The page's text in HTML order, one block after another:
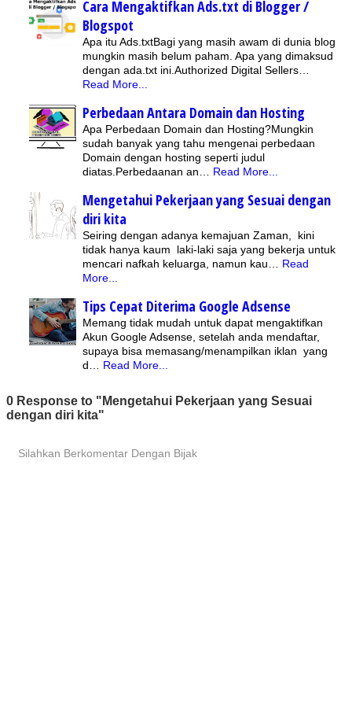
Cara Mengaktifkan Ads.txt di Blogger /
Blogspot
Apa itu Ads.txtBagi yang masih awam di dunia blog
mungkin masih belum paham. Apa yang dimaksud
dengan ada.txt ini.Authorized Digital Sellers…
Read More...
Perbedaan Antara Domain dan Hosting
Apa Perbedaan Domain dan Hosting?Mungkin
sudah banyak yang tahu mengenai perbedaan
Domain dengan hosting seperti judul
diatas.Perbedaanan an… Read More...
Mengetahui Pekerjaan yang Sesuai dengan
diri kita
Seiring dengan adanya kemajuan Zaman, kini
tidak hanya kaum laki-laki saja yang bekerja untuk
mencari nafkah keluarga, namun kau… Read
More...
Tips Cepat Diterima Google Adsense
Memang tidak mudah untuk dapat mengaktifkan
Akun Google Adsense, setelah anda mendaftar,
supaya bisa memasang/menampilkan iklan yang
d… Read More...
0 Response to "Mengetahui Pekerjaan yang Sesuai
dengan diri kita"
Silahkan Berkomentar Dengan Bijak